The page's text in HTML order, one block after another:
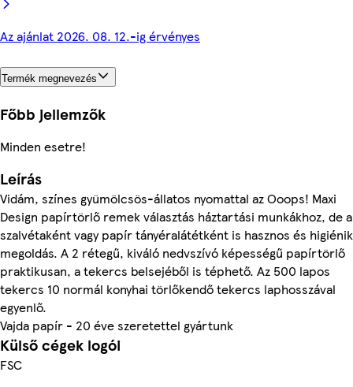
Az ajánlat 2026. 08. 12.-ig érvényes
Termék megnevezés
Főbb jellemzők
Minden esetre!
Leírás
Vidám, színes gyümölcsös-állatos nyomattal az Ooops! Maxi
Design papírtörlő remek választás háztartási munkákhoz, de
szalvétaként vagy papír tányéralátétként is hasznos és
megoldás. A 2 rétegű, kiváló nedvszívó képességű papírtörlő
praktikusan, a tekercs belsejéből is téphető. Az 500 lapos
tekercs 10 normál konyhai törlőkendő tekercs laphosszával
egyenlő.
Vajda papír - 20 éve szeretettel gyártunk
Külső cégek logói
FSC